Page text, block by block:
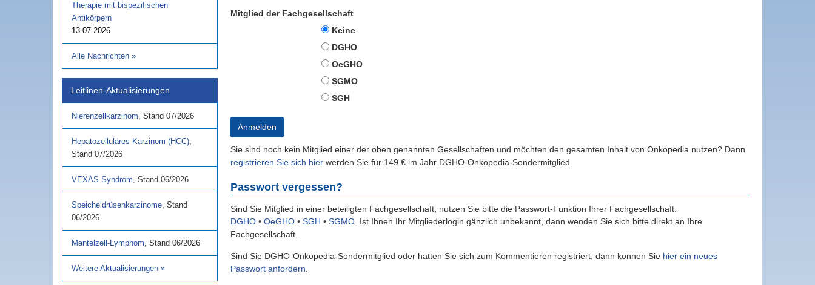
Therapie mit bispezifischen
Antikörpern
13.07.2026
Alle Nachrichten »
Leitlinen-Aktualisierungen
Nierenzellkarzinom, Stand 07/2026
Hepatozelluläres Karzinom (HCC),
Stand 07/2026
VEXAS Syndrom, Stand 06/2026
Speicheldrüsenkarzinome, Stand
06/2026
Mantelzell-Lymphom, Stand 06/2026
Weitere Aktualisierungen »
Mitglied der Fachgesellschaft
Keine
DGHO
OeGHO
SGMO
SGH
Anmelden
Sie sind noch kein Mitglied einer der oben genannten Gesellschaften und möchten den gesamten Inhalt von Onkopedia nutzen? Dann
registrieren Sie sich hier werden Sie für 149 € im Jahr DGHO-Onkopedia-Sondermitglied.
Passwort vergessen?
Sind Sie Mitglied in einer beteiligten Fachgesellschaft, nutzen Sie bitte die Passwort-Funktion Ihrer Fachgesellschaft:
DGHO • OeGHO • SGH • SGMO Ist Ihnen Ihr Mitgliederlogin gänzlich unbekannt, dann wenden Sie sich bitte direkt an Ihre
Fachgesellschaft.
Sind Sie DGHO-Onkopedia-Sondermitglied oder hatten Sie sich zum Kommentieren registriert, dann können Sie hier ein neues
Passwort anfordern